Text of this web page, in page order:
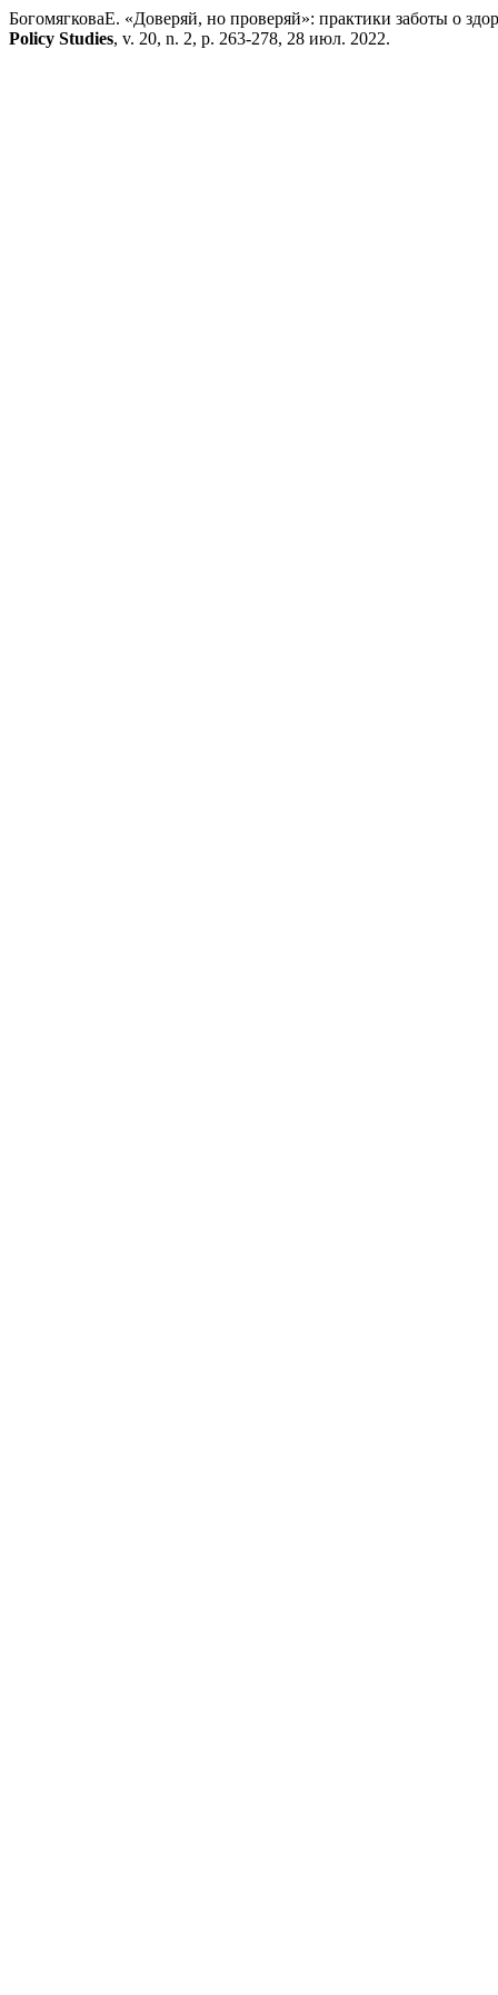
БогомягковаЕ. «Доверяй, но проверяй»: практики заботы о
Policy Studies, v. 20, n. 2, p. 263-278, 28 июл. 2022.